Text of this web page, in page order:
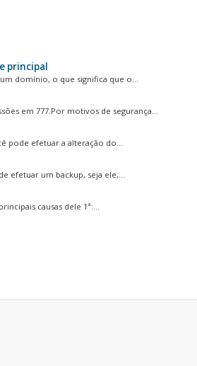
principal
domínio, o que significa que o...
em 777.Por motivos de segurança...
pode efetuar a alteração do...
efetuar um backup, seja ele,...
causas dele 1ª:...